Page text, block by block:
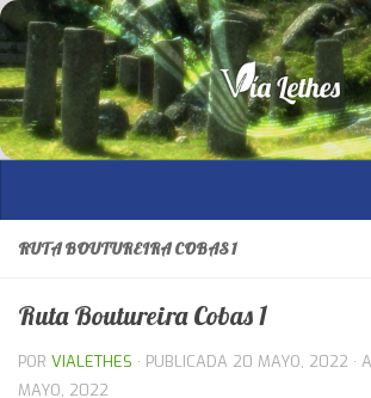
Saltar al contenido
RUTA BOUTUREIRA COBAS 1
Ruta Boutureira Cobas 1
POR VIALETHES · PUBLICADA 20 MAYO, 2022 ·
MAYO, 2022